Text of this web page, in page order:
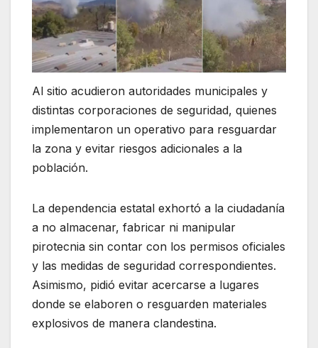
Al sitio acudieron autoridades municipales y
distintas corporaciones de seguridad, quienes
implementaron un operativo para resguardar
la zona y evitar riesgos adicionales a la
población.
La dependencia estatal exhortó a la ciudadanía
a no almacenar, fabricar ni manipular
pirotecnia sin contar con los permisos oficiales
y las medidas de seguridad correspondientes.
Asimismo, pidió evitar acercarse a lugares
donde se elaboren o resguarden materiales
explosivos de manera clandestina.